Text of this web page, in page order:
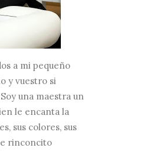
a mi pequeño
y vuestro si
una maestra un
le encanta la
sus colores, sus
rinconcito